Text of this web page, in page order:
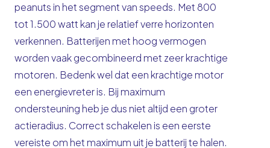
peanuts in het segment van speeds. Met 800
tot 1.500 watt kan je relatief verre horizonten
verkennen. Batterijen met hoog vermogen
worden vaak gecombineerd met zeer krachtige
motoren. Bedenk wel dat een krachtige motor
een energievreter is. Bij maximum
ondersteuning heb je dus niet altijd een groter
actieradius. Correct schakelen is een eerste
vereiste om het maximum uit je batterij te halen.